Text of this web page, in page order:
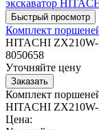
Комплект
HITACHI
8050658
Уточняйте цену
Комплект
HITACHI ZX210W-
Цена: